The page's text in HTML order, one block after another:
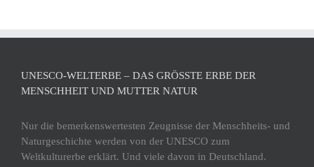
UNESCO-WELTERBE – DAS GRÖSSTE ERBE DER M
ENSCHHEIT UND MUTTER NATUR
Nur die bemerkenswertesten Zeugnisse der Menschheits- und
Naturgeschichte werden von der UNESCO zum
Weltkulturerbe erklärt. Und viele davon in Deutschland.